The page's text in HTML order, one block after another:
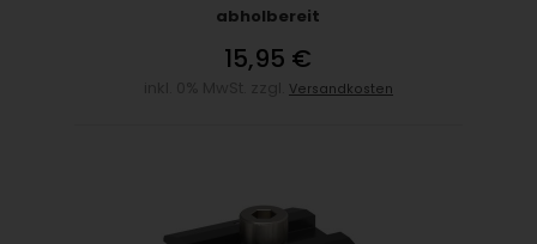
abholbereit
15,95 €
Versandkosten